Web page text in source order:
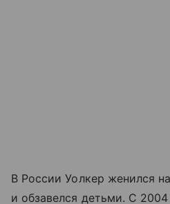
В России Уолкер женился
и обзавелся детьми. С